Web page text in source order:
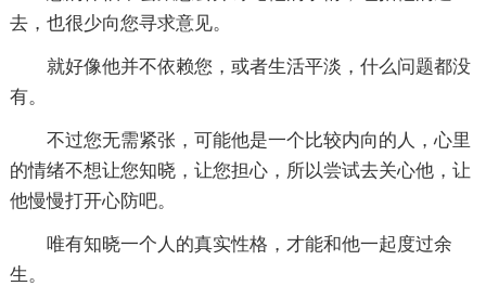
去，也很少向您寻求意见。
就好像他并不依赖您，或者生活平淡，什么问题都没
有。
不过您无需紧张，可能他是一个比较内向的人，心里
的情绪不想让您知晓，让您担心，所以尝试去关心他，让
他慢慢打开心防吧。
唯有知晓一个人的真实性格，才能和他一起度过余
生。